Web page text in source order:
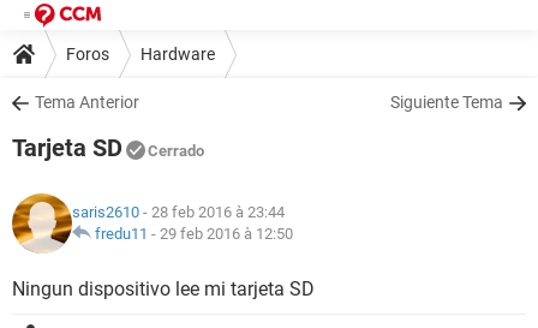
Foros Hardware
Tema Anterior Siguiente Tema
Tarjeta SD Cerrado
saris2610 - 28 feb 2016 à 23:44
fredu11 - 29 feb 2016 à 12:50
Ningun dispositivo lee mi tarjeta SD